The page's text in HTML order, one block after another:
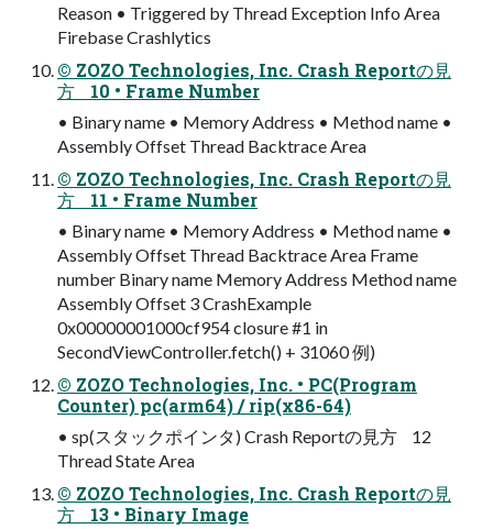
Reason • Triggered by Thread Exception Info Area
Firebase Crashlytics
© ZOZO Technologies, Inc. Crash Reportの見
方 10 • Frame Number
• Binary name • Memory Address • Method name •
Assembly Offset Thread Backtrace Area
© ZOZO Technologies, Inc. Crash Reportの見
方 11 • Frame Number
• Binary name • Memory Address • Method name •
Assembly Offset Thread Backtrace Area Frame
number Binary name Memory Address Method name
Assembly Offset 3 CrashExample
0x00000001000cf954 closure #1 in
SecondViewController.fetch() + 31060 例)
© ZOZO Technologies, Inc. • PC(Program
Counter) pc(arm64) / rip(x86-64)
• sp(スタックポインタ) Crash Reportの見方 12
Thread State Area
© ZOZO Technologies, Inc. Crash Reportの見
方 13 • Binary Image